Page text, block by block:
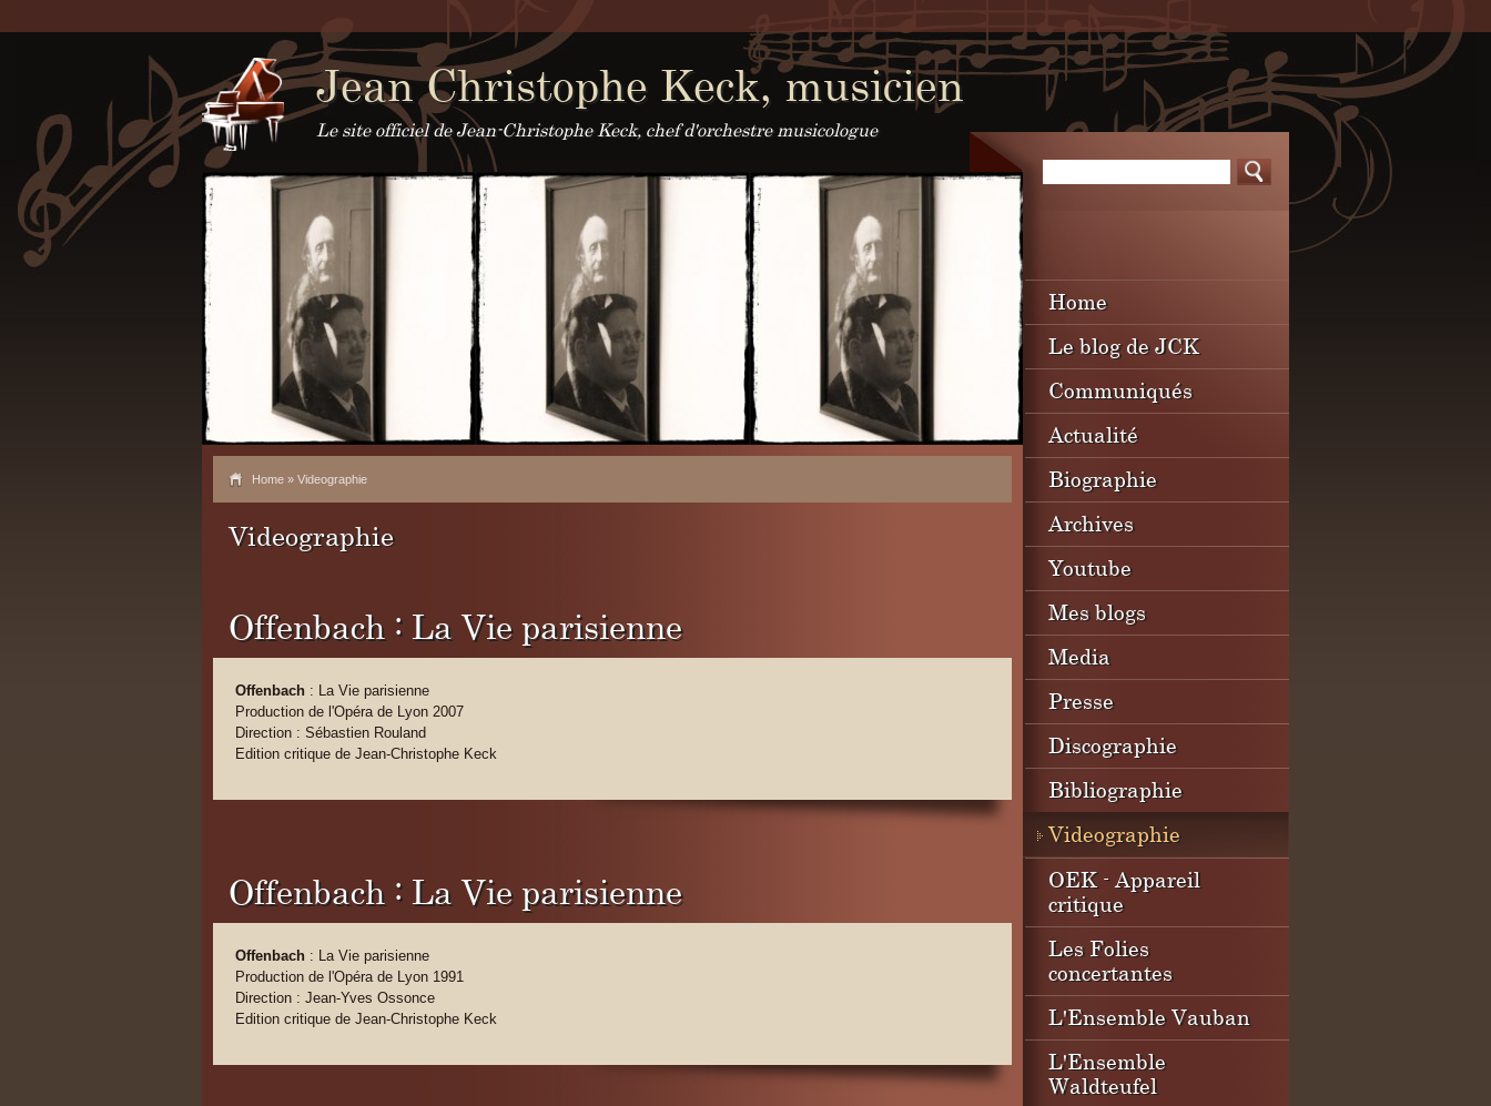
Jean Christophe Keck, musicien
Le site officiel de Jean-Christophe Keck, chef d'orchestre musicologue
Home » Videographie
Videographie
Offenbach : La Vie parisienne
Offenbach : La Vie parisienne
Production de l'Opéra de Lyon 2007
Direction : Sébastien Rouland
Edition critique de Jean-Christophe Keck
Offenbach : La Vie parisienne
Offenbach : La Vie parisienne
Production de l'Opéra de Lyon 1991
Direction : Jean-Yves Ossonce
Edition critique de Jean-Christophe Keck
Home
Le blog de JCK
Communiqués
Actualité
Biographie
Archives
Youtube
Mes blogs
Media
Presse
Discographie
Bibliographie
Videographie
OEK - Appareil
critique
Les Folies
concertantes
L'Ensemble Vauban
L'Ensemble
Waldteufel